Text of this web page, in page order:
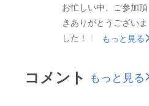
お忙しい中、ご参加頂
きありがとうございま
した！！！今後も刺激
ていきますので、どう
ぞよろしくお願いしま
もっと見る
コメント もっと見る